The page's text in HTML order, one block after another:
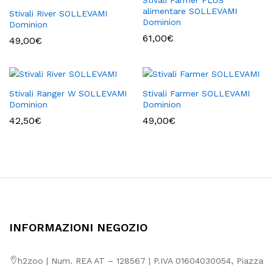
Stivali River SOLLEVAMI
Dominion
49,00€
alimentare SOLLEVAMI
Dominion
61,00€
Stivali Ranger W SOLLEVAMI
Dominion
42,50€
Stivali Farmer SOLLEVAMI
Dominion
49,00€
INFORMAZIONI NEGOZIO
h2zoo | Num. REA AT – 128567 | P.IVA 01604030054, Piazza